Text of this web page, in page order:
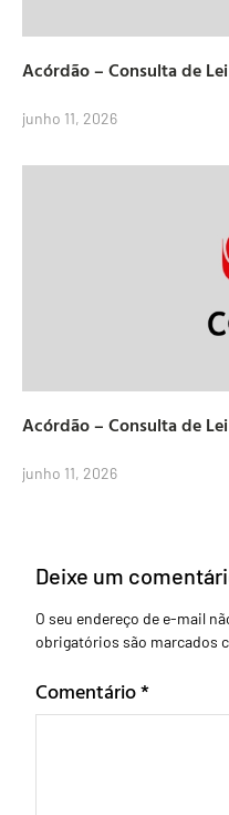
Acórdão – Consulta de
junho 11, 2026
Acórdão – Consulta de
junho 11, 2026
Deixe um
O seu endereço de e-mail
obrigatórios são marcados
Comentário*